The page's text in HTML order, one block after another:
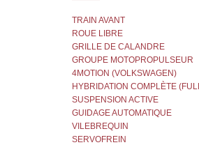
TRAIN AVANT
ROUE LIBRE
GRILLE DE CALANDRE
GROUPE MOTOPROPULSEUR
4MOTION (VOLKSWAGEN)
HYBRIDATION COMPLÈTE
SUSPENSION ACTIVE
GUIDAGE AUTOMATIQUE
VILEBREQUIN
SERVOFREIN